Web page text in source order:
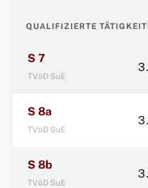
QUALIFIZIERTE
S 7
TVöD SuE
S 8a
TVöD SuE
S 8b
TVöD SuE